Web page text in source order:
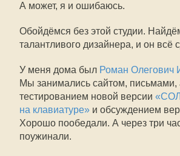
А может, я и ошибаюсь.
Обойдёмся без этой студии.
талантливого дизайнера, и он всё
У меня дома был Роман Олегович
Мы занимались сайтом, письмами,
тестированием новой версии
на клавиатуре» и обсуждением
Хорошо пообедали. А через три
поужинали.